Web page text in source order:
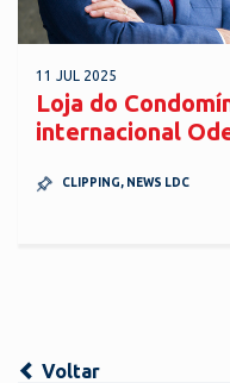
11 JUL 2025
Loja do
internacional
CLIPPING, NEWS LDC
Voltar